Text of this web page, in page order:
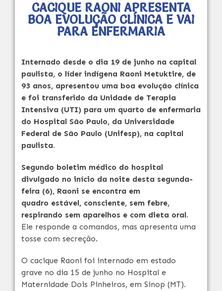
CACIQUE RAONI APRESENTA
BOA EVOLUÇÃO CLÍNICA E VAI
PARA ENFERMARIA
Internado desde o dia 19 de junho na capital
paulista, o líder indígena Raoni Metuktire, de
93 anos, apresentou uma boa evolução clínica
e foi transferido da Unidade de Terapia
Intensiva (UTI) para um quarto de enfermaria
do Hospital São Paulo, da Universidade
Federal de São Paulo (Unifesp), na capital
paulista.
Segundo boletim médico do hospital
divulgado no início da noite desta segunda-
feira (6), Raoni se encontra em
quadro estável, consciente, sem febre,
respirando sem aparelhos e com dieta oral.
Ele responde a comandos, mas apresenta uma
tosse com secreção.
O cacique Raoni foi internado em estado
grave no dia 15 de junho no Hospital e
Maternidade Dois Pinheiros, em Sinop (MT).